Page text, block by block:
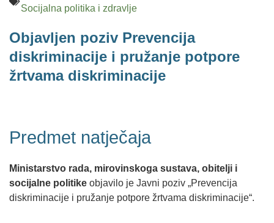
Socijalna politika i zdravlje
Objavljen poziv Prevencija
diskriminacije i pružanje potpore
žrtvama diskriminacije
Predmet natječaja
Ministarstvo rada, mirovinskoga sustava, obitelji i
socijalne politike objavilo je Javni poziv „Prevencija
diskriminacije i pružanje potpore žrtvama diskriminacije“.